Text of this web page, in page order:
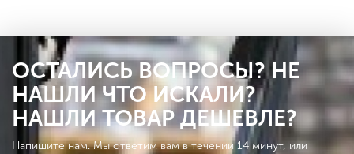
ОСТАЛИСЬ ВОПРОСЫ? НЕ
НАШЛИ ЧТО ИСКАЛИ?
НАШЛИ ТОВАР ДЕШЕВЛЕ?
Напишите нам. Мы ответим вам в течении 14 минут, или